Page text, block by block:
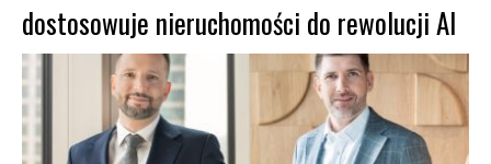
dostosowuje nieruchomości do rewolucji AI